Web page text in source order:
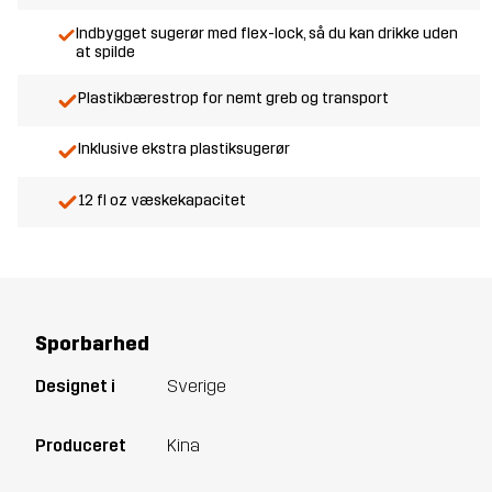
Indbygget sugerør med flex-lock, så du kan drikke uden
at spilde
Plastikbærestrop for nemt greb og transport
Inklusive ekstra plastiksugerør
12 fl oz væskekapacitet
Sporbarhed
Designet i Sverige
Produceret Kina